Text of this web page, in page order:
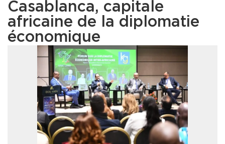
Casablanca, capitale
africaine de la diplomatie
économique